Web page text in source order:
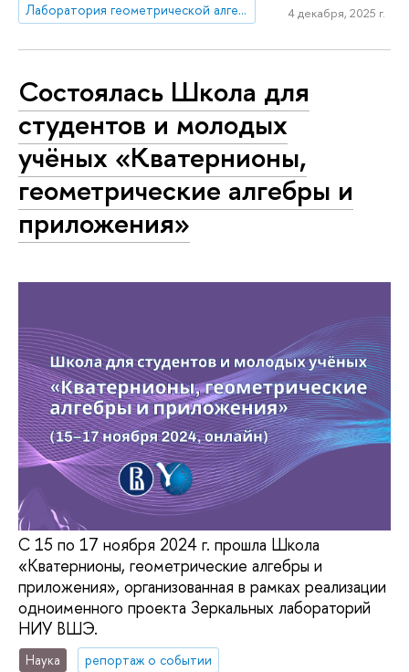
Лаборатория геометрической алгебры и приложений
4 декабря, 2025 г.
Состоялась Школа для
студентов и молодых
учёных «Кватернионы,
геометрические алгебры и
приложения»
С 15 по 17 ноября 2024 г. прошла Школа
«Кватернионы, геометрические алгебры и
приложения», организованная в рамках реализации
одноименного проекта Зеркальных лабораторий
НИУ ВШЭ.
Наука
репортаж о событии